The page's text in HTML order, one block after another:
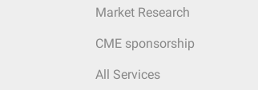
Market Research
CME sponsorship
All Services